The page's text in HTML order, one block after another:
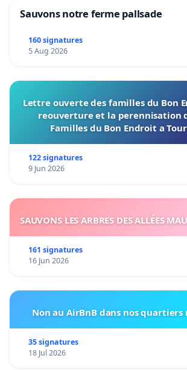
Sauvons notre ferme pallsade
160 signatures
5 Aug 2026
Lettre ouverte des familles du Bon
reouverture et la perennisation
Familles du Bon Endroit a
122 signatures
9 Jun 2026
SAUVONS LES ARBRES DES ALLÉES
161 signatures
16 Jun 2026
Non au AirBnB dans nos
35 signatures
18 Jul 2026